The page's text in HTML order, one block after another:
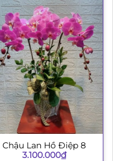
Chậu Lan Hồ Điệp 8
3.100.000₫